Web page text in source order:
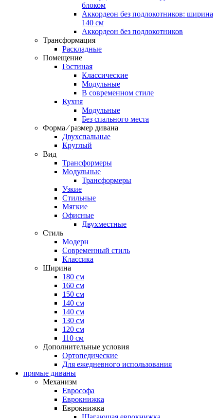
блоком
Аккордеон без подлокотников: ширина
140 см
Аккордеон без подлокотников
Трансформация
Раскладные
Помещение
Гостиная
Классические
Модульные
В современном стиле
Кухня
Модульные
Без спального места
Форма ⁄ размер дивана
Двухспальные
Круглый
Вид
Трансформеры
Модульные
Трансформеры
Узкие
Стильные
Мягкие
Офисные
Двухместные
Стиль
Модерн
Современный стиль
Классика
Ширина
180 см
160 см
150 см
140 см
140 см
130 см
120 см
110 см
Дополнительные условия
Ортопедические
Для ежедневного использования
прямые диваны
Механизм
Еврософа
Еврокнижка
Еврокнижка